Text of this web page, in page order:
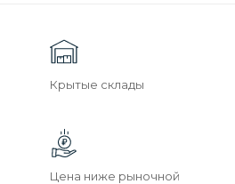
Крытые склады
Цена ниже рыночной